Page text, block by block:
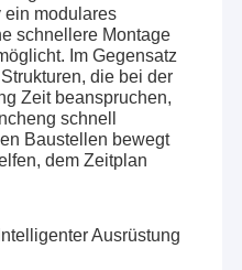
ein modulares
schnellere Montage
Im Gegensatz
die bei der
Zeit beanspruchen,
schnell
Baustellen bewegt
dem Zeitplan
Ausrüstung